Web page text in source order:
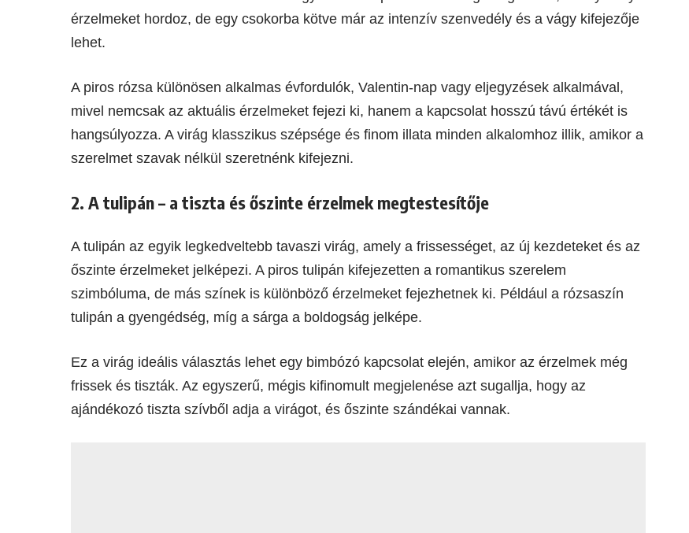
érzelmeket hordoz, de egy csokorba kötve már az intenzív szenvedély és a vágy kifejezője
lehet.
A piros rózsa különösen alkalmas évfordulók, Valentin-nap vagy eljegyzések alkalmával,
mivel nemcsak az aktuális érzelmeket fejezi ki, hanem a kapcsolat hosszú távú értékét is
hangsúlyozza. A virág klasszikus szépsége és finom illata minden alkalomhoz illik, amikor a
szerelmet szavak nélkül szeretnénk kifejezni.
2. A tulipán – a tiszta és őszinte érzelmek megtestesítője
A tulipán az egyik legkedveltebb tavaszi virág, amely a frissességet, az új kezdeteket és az
őszinte érzelmeket jelképezi. A piros tulipán kifejezetten a romantikus szerelem
szimbóluma, de más színek is különböző érzelmeket fejezhetnek ki. Például a rózsaszín
tulipán a gyengédség, míg a sárga a boldogság jelképe.
Ez a virág ideális választás lehet egy bimbózó kapcsolat elején, amikor az érzelmek még
frissek és tiszták. Az egyszerű, mégis kifinomult megjelenése azt sugallja, hogy az
ajándékozó tiszta szívből adja a virágot, és őszinte szándékai vannak.